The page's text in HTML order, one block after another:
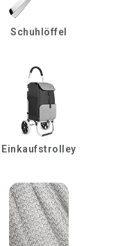
Schuhlöffel
Einkaufstrolley